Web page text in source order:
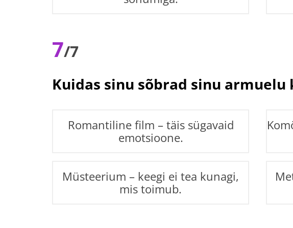
7/7
Kuidas sinu sõbrad sinu
Romantiline film – täis sügavaid
emotsioone.
Müsteerium – keegi ei tea kunagi,
mis toimub.